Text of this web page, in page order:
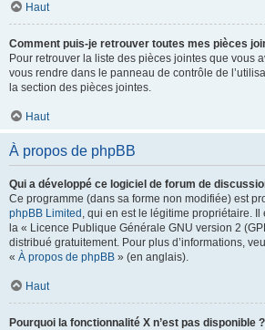
Haut
Comment puis-je retrouver toutes mes pièces
Pour retrouver la liste des pièces jointes que vous
vous rendre dans le panneau de contrôle de
la section des pièces jointes.
Haut
À propos de phpBB
Qui a développé ce logiciel de forum de
Ce programme (dans sa forme non modifiée) est
phpBB Limited , qui en est le légitime propriétaire.
la « Licence Publique Générale GNU version 2
distribué gratuitement. Pour plus d’informations,
« À propos de phpBB » (en anglais).
Haut
Pourquoi la fonctionnalité X n’est pas disponible ?